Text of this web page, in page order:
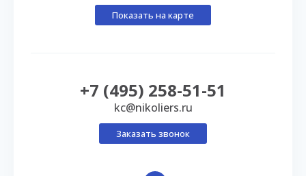
Показать на карте
+7 (495) 258-51-51
kc@nikoliers.ru
Заказать звонок